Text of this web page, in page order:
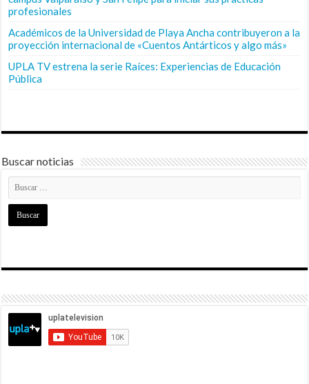
profesionales
Académicos de la Universidad de Playa Ancha contribuyeron a la
proyección internacional de «Cuentos Antárticos y algo más»
UPLA TV estrena la serie Raíces: Experiencias de Educación
Pública
Buscar noticias